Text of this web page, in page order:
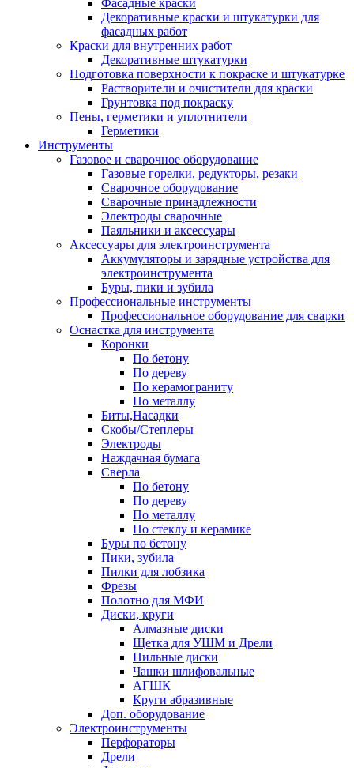
Фасадные краски
Декоративные краски и штукатурки для
фасадных работ
Краски для внутренних работ
Декоративные штукатурки
Подготовка поверхности к покраске и штукатурке
Растворители и очистители для краски
Грунтовка под покраску
Пены, герметики и уплотнители
Герметики
Инструменты
Газовое и сварочное оборудование
Газовые горелки, редукторы, резаки
Сварочное оборудование
Сварочные принадлежности
Электроды сварочные
Паяльники и аксессуары
Аксессуары для электроинструмента
Аккумуляторы и зарядные устройства для
электроинструмента
Буры, пики и зубила
Профессиональные инструменты
Профессиональное оборудование для сварки
Оснастка для инструмента
Коронки
По бетону
По дереву
По керамограниту
По металлу
Биты,Насадки
Скобы/Степлеры
Электроды
Наждачная бумага
Сверла
По бетону
По дереву
По металлу
По стеклу и керамике
Буры по бетону
Пики, зубила
Пилки для лобзика
Фрезы
Полотно для МФИ
Диски, круги
Алмазные диски
Щетка для УШМ и Дрели
Пильные диски
Чашки шлифовальные
АГШК
Круги абразивные
Доп. оборудование
Электроинструменты
Перфораторы
Дрели